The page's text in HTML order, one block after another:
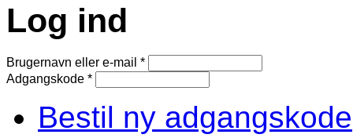
Log ind
Brugernavn eller e-mail *
Adgangskode *
Bestil ny adgangskode